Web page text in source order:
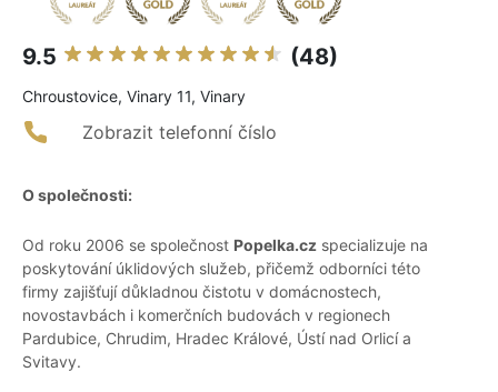
9.5 (48)
Chroustovice, Vinary 11, Vinary
Zobrazit telefonní číslo
O společnosti:
Od roku 2006 se společnost Popelka.cz specializuje na
poskytování úklidových služeb, přičemž odborníci této
firmy zajišťují důkladnou čistotu v domácnostech,
novostavbách i komerčních budovách v regionech
Pardubice, Chrudim, Hradec Králové, Ústí nad Orlicí a
Svitavy.